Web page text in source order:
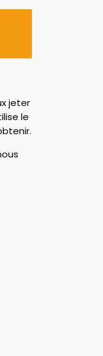
jeter
le